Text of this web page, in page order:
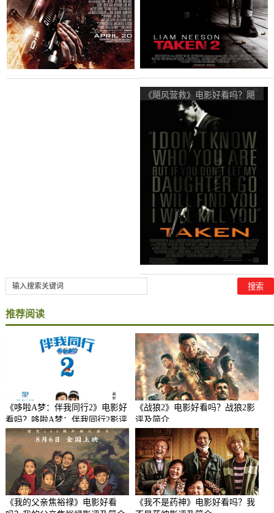
《飓风营救》电影好看吗？飓
风营救影评及简介
推荐阅读
《哆啦A梦：伴我同行2》电影好
看吗？哆啦A梦：伴我同行2影评
及简介
《战狼2》电影好看吗？战狼2影
评及简介
《我的父亲焦裕禄》电影好看
《我不是药神》电影好看吗？我